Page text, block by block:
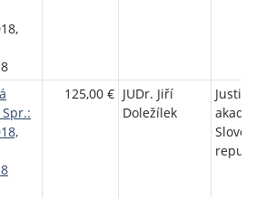
125,00 € JUDr. Jiří
Doležílek